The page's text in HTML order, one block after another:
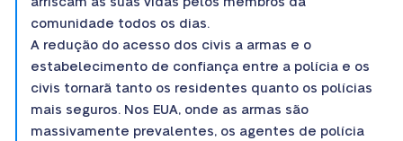
comunidade todos os dias.
A redução do acesso dos civis a armas e o
estabelecimento de confiança entre a polícia e os
civis tornarã tanto os residentes quanto os polícias
mais seguros. Nos EUA, onde as armas são
massivamente prevalentes, os agentes de polícia